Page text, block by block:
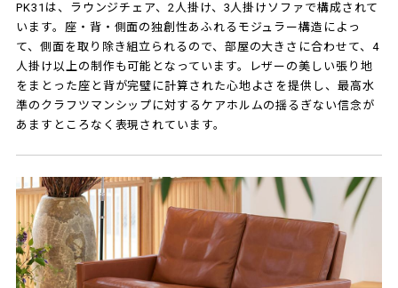
PK31は、ラウンジチェア、2人掛け、3人掛けソファで構成されて
います。座・背・側面の独創性あふれるモジュラー構造によっ
て、側面を取り除き組立られるので、部屋の大きさに合わせて、4
人掛け以上の制作も可能となっています。レザーの美しい張り地
をまとった座と背が完璧に計算された心地よさを提供し、最高水
準のクラフツマンシップに対するケアホルムの揺るぎない信念が
あますところなく表現されています。